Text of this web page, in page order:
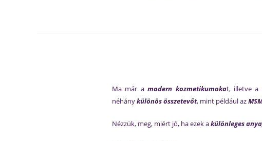
Ma már amodern kozmetikumokat, illetve a
néhánykülönös összetevőt, mint például az
Nézzük, meg, miért jó, ha ezek akülönleges